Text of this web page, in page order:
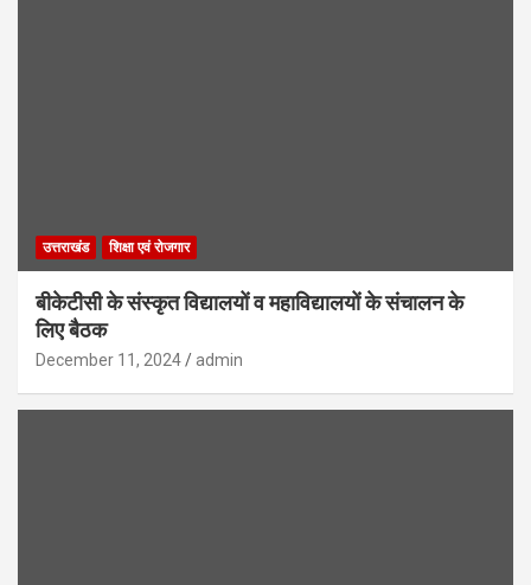
उत्तराखंड शिक्षा एवं रोजगार
बीकेटीसी के संस्कृत विद्यालयों व महाविद्यालयों के संचालन के
लिए बैठक
December 11, 2024 admin